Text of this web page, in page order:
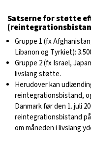
Satserne for støtte
Gruppe 1 (fx
Libanon og Tyrkiet):
Gruppe 2 (fx Israel,
livslang støtte.
Herudover kan
reintegrationsbistand,
Danmark før den 1. juli
reintegrationsbistand på
om måneden i livslang